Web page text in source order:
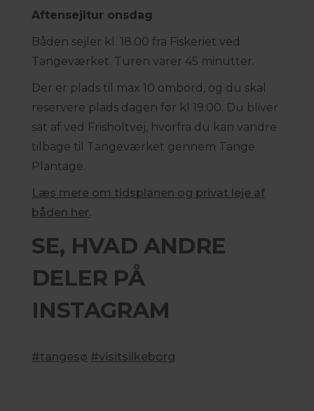
Aftensejltur onsdag
Båden sejler kl. 18.00 fra Fiskeriet ved
Tangeværket. Turen varer 45 minutter.
Der er plads til max 10 ombord, og du skal
reservere plads dagen før kl 19.00. Du bliver
sat af ved Frisholtvej, hvorfra du kan vandre
tilbage til Tangeværket gennem Tange
Plantage.
Læs mere om tidsplanen og privat leje af
båden her.
SE, HVAD ANDRE
DELER PÅ
INSTAGRAM
#tangesø #visitsilkeborg